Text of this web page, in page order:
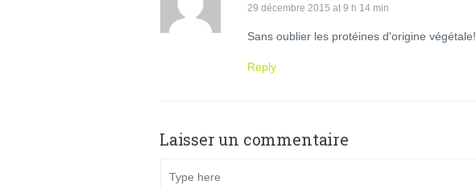
29 décembre 2015 at 9 h 14 min
Sans oublier les protéines d'origine végétale!
Reply
Laisser un commentaire